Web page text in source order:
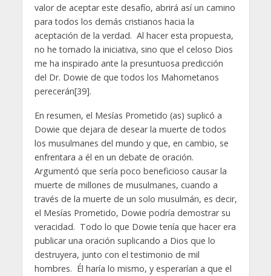
valor de aceptar este desafío, abrirá así un camino
para todos los demás cristianos hacia la
aceptación de la verdad. Al hacer esta propuesta,
no he tomado la iniciativa, sino que el celoso Dios
me ha inspirado ante la presuntuosa predicción
del Dr. Dowie de que todos los Mahometanos
perecerán[39].
En resumen, el Mesías Prometido (as) suplicó a
Dowie que dejara de desear la muerte de todos
los musulmanes del mundo y que, en cambio, se
enfrentara a él en un debate de oración.
Argumentó que sería poco beneficioso causar la
muerte de millones de musulmanes, cuando a
través de la muerte de un solo musulmán, es decir,
el Mesías Prometido, Dowie podría demostrar su
veracidad. Todo lo que Dowie tenía que hacer era
publicar una oración suplicando a Dios que lo
destruyera, junto con el testimonio de mil
hombres. Él haría lo mismo, y esperarían a que el